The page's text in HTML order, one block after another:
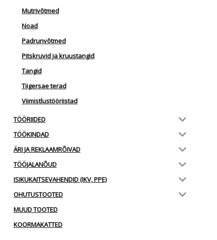
Mutrivõtmed
Noad
Padrunvõtmed
Pitskruvid ja kruustangid
Tangid
Tiigersae terad
Viimistlustööriistad
TÖÖRIIDED
TÖÖKINDAD
ÄRI JA REKLAAMRÕIVAD
TÖÖJALANÕUD
ISIKUKAITSEVAHENDID (IKV, PPE)
OHUTUSTOOTED
MUUD TOOTED
KOORMAKATTED